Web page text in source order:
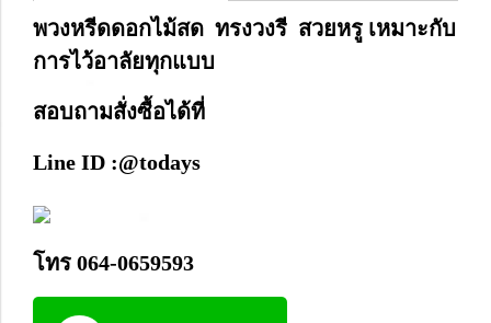
พวงหรีดดอกไม้สด ทรงวงรี สวยหรู เหมาะกับ
การไว้อาลัยทุกแบบ
สอบถามสั่งซื้อได้ที่
Line ID :@todays
โทร 064-0659593